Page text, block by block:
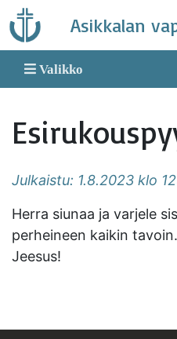
Skip
to
content
Asikkalan
Valikko
Julkaistu: 1.8.2023 klo
Herra siunaa ja varjele
perheineen kaikin
Jeesus!